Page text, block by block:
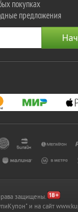
покупках
предложения
защищены.
и на сайт